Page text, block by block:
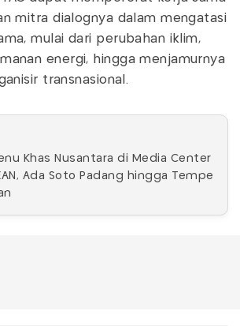
mitra dialognya dalam mengatasi
mulai dari perubahan iklim,
energi, hingga menjamurnya
transnasional.
Khas Nusantara di Media Center
Ada Soto Padang hingga Tempe